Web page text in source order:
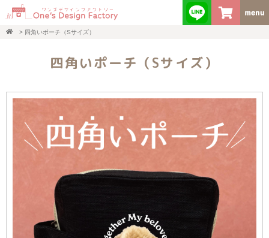
> 四角いポーチ（Sサイズ）
四角いポーチ（Sサイズ）